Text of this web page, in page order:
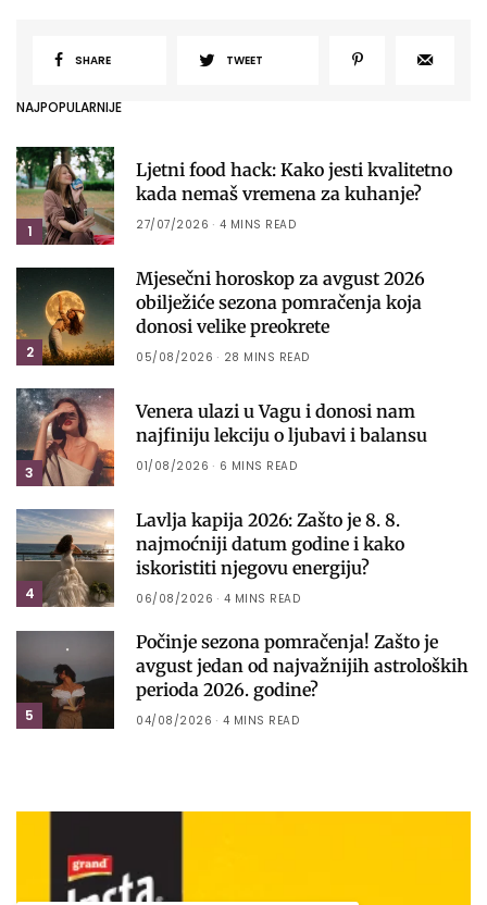
SHARE TWEET
NAJPOPULARNIJE
1
Ljetni food hack: Kako jesti kvalitetno
kada nemaš vremena za kuhanje?
27/07/2026 4 MINS READ
2
Mjesečni horoskop za avgust 2026
obilježiće sezona pomračenja koja
donosi velike preokrete
05/08/2026 28 MINS READ
3
Venera ulazi u Vagu i donosi nam
najfiniju lekciju o ljubavi i balansu
01/08/2026 6 MINS READ
4
Lavlja kapija 2026: Zašto je 8. 8.
najmoćniji datum godine i kako
iskoristiti njegovu energiju?
06/08/2026 4 MINS READ
5
Počinje sezona pomračenja! Zašto je
avgust jedan od najvažnijih astroloških
perioda 2026. godine?
04/08/2026 4 MINS READ